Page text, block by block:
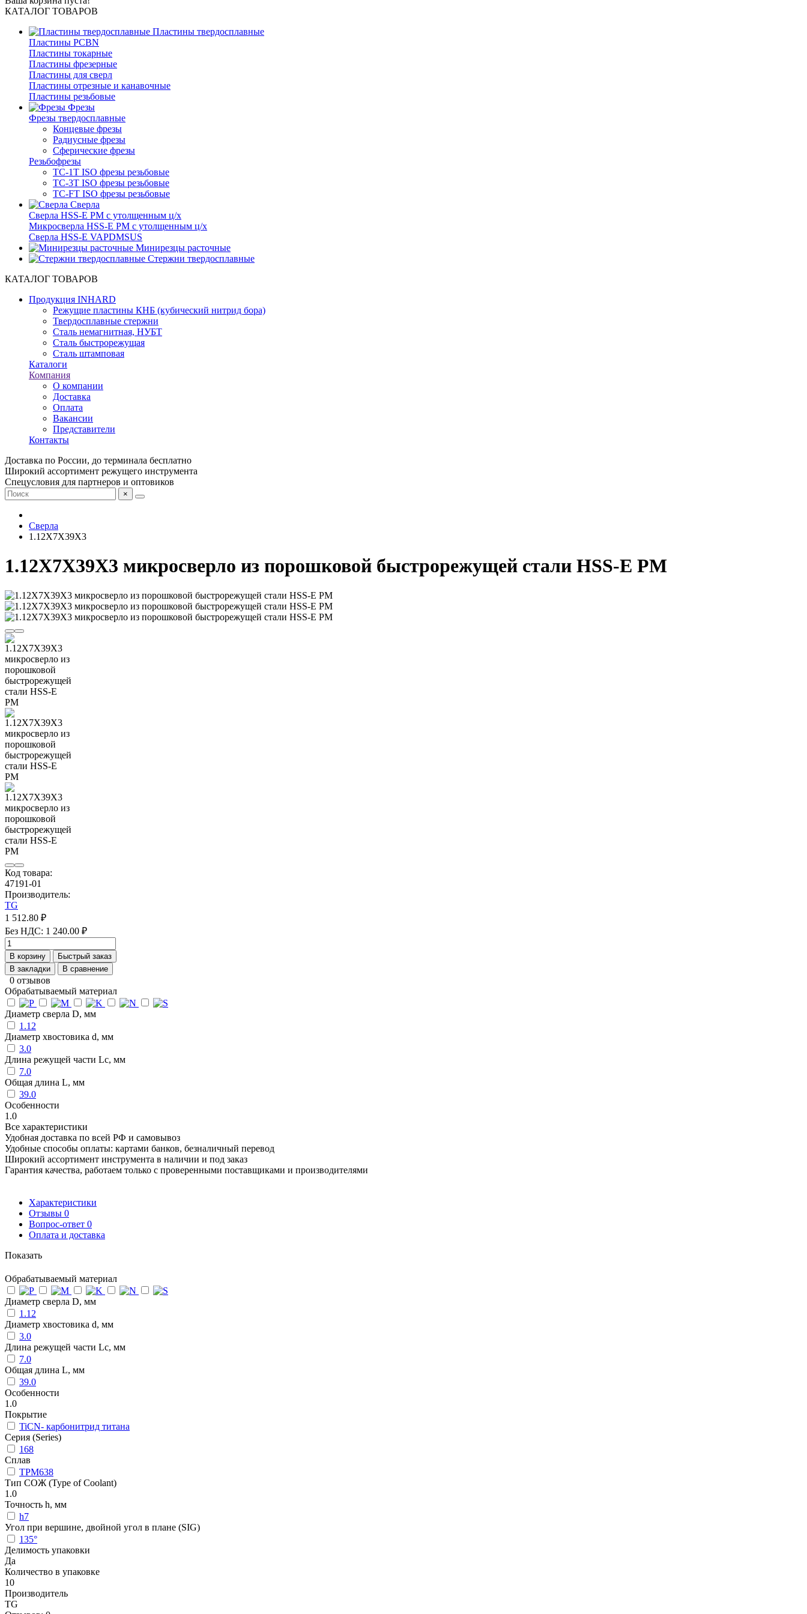
КАТАЛОГ ТОВАРОВ
Пластины твердосплавные
Пластины PCBN
Пластины токарные
Пластины фрезерные
Пластины для сверл
Пластины отрезные и канавочные
Пластины резьбовые
Фрезы
Фрезы твердосплавные
Концевые фрезы
Радиусные фрезы
Сферические фрезы
Резьбофрезы
TC-1T ISO фрезы резьбовые
TC-3T ISO фрезы резьбовые
TC-FT ISO фрезы резьбовые
Сверла
Cверла HSS-E PM c утолщенным ц/х
Микросверла HSS-E PM c утолщенным ц/х
Сверла HSS-E VAPDMSUS
Минирезцы расточные
Cтержни твердосплавные
КАТАЛОГ ТОВАРОВ
Продукция INHARD
Режущие пластины КНБ (кубический нитрид бора)
Твердосплавные стержни
Сталь немагнитная, НУБТ
Сталь быстрорежущая
Сталь штамповая
Каталоги
Компания
О компании
Доставка
Оплата
Вакансии
Представители
Контакты
Доставка по России, до терминала бесплатно
Широкий ассортимент режущего инструмента
Спецусловия для партнеров и оптовиков
×
Сверла
1.12X7X39X3
1.12X7X39X3 микросверло из порошковой быстрорежущей стали HSS-E PM
Код товара:
47191-01
Производитель:
TG
1 512.80 ₽
Без НДС: 1 240.00 ₽
В корзину
Быстрый заказ
В закладки
В сравнение
0 отзывов
Обрабатываемый материал
Диаметр сверла D, мм
1.12
Диаметр хвостовика d, мм
3.0
Длина режущей части Lc, мм
7.0
Общая длина L, мм
39.0
Особенности
1.0
Все характеристики
Удобная доставка по всей РФ и самовывоз
Удобные способы оплаты: картами банков, безналичный перевод
Широкий ассортимент инструмента в наличии и под заказ
Гарантия качества, работаем только с проверенными поставщиками и производителями
Характеристики
Отзывы 0
Вопрос-ответ 0
Оплата и доставка
Показать
Обрабатываемый материал
Диаметр сверла D, мм
1.12
Диаметр хвостовика d, мм
3.0
Длина режущей части Lc, мм
7.0
Общая длина L, мм
39.0
Особенности
1.0
Покрытие
TiCN- карбонитрид титана
Серия (Series)
168
Сплав
TPM638
Тип СОЖ (Type of Coolant)
1.0
Точность h, мм
h7
Угол при вершине, двойной угол в плане (SIG)
135°
Делимость упаковки
Да
Количество в упаковке
10
Производитель
TG